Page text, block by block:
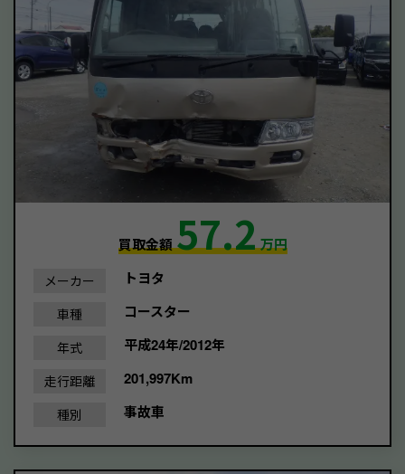
買取金額57.2万円
メーカー トヨタ
車種 コースター
年式 平成24年/2012年
走行距離 201,997Km
種別 事故車